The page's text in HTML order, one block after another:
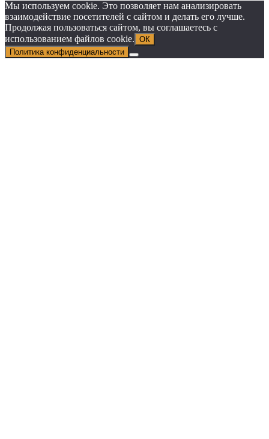
Мы используем cookie. Это позволяет нам анализировать
взаимодействие посетителей с сайтом и делать его лучше.
Продолжая пользоваться сайтом, вы соглашаетесь с
использованием файлов cookie. ОК
Политика конфиденциальности